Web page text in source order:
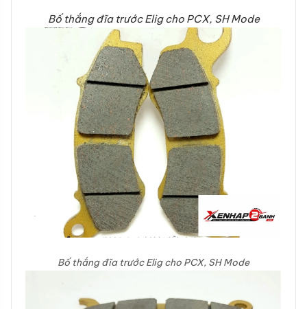
Bố thắng đĩa trước Elig cho PCX, SH Mode
Bố thắng đĩa trước Elig cho PCX, SH Mode